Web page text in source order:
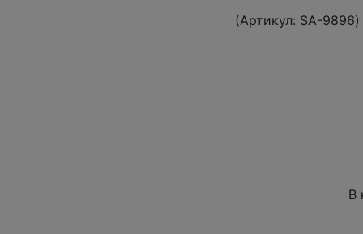
(Артикул: SA-9896)
В